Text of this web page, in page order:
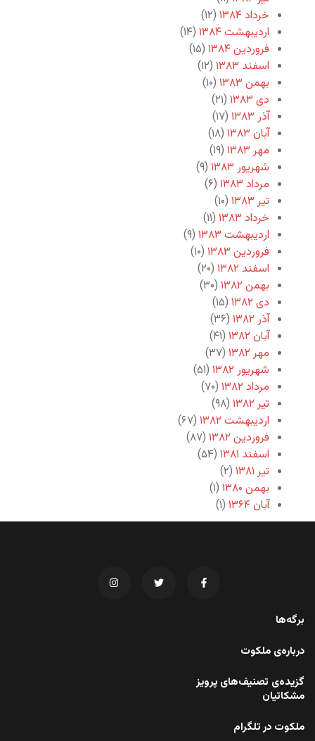
خرداد ۱۳۸۴
(۱۲)
اردیبهشت ۱۳۸۴
(۱۴)
فروردین ۱۳۸۴
(۱۵)
اسفند ۱۳۸۳
(۱۲)
بهمن ۱۳۸۳
(۱۰)
دی ۱۳۸۳
(۲۱)
آذر ۱۳۸۳
(۱۷)
آبان ۱۳۸۳
(۱۸)
مهر ۱۳۸۳
(۱۹)
شهریور ۱۳۸۳
(۹)
مرداد ۱۳۸۳
(۶)
تیر ۱۳۸۳
(۱۰)
خرداد ۱۳۸۳
(۱۱)
اردیبهشت ۱۳۸۳
(۹)
فروردین ۱۳۸۳
(۱۰)
اسفند ۱۳۸۲
(۲۰)
بهمن ۱۳۸۲
(۳۰)
دی ۱۳۸۲
(۱۵)
آذر ۱۳۸۲
(۳۶)
آبان ۱۳۸۲
(۴۱)
مهر ۱۳۸۲
(۳۷)
شهریور ۱۳۸۲
(۵۱)
مرداد ۱۳۸۲
(۷۰)
تیر ۱۳۸۲
(۹۸)
اردیبهشت ۱۳۸۲
(۶۷)
فروردین ۱۳۸۲
(۸۷)
اسفند ۱۳۸۱
(۵۴)
تیر ۱۳۸۱
(۲)
بهمن ۱۳۸۰
(۱)
آبان ۱۳۶۴
(۱)
برگه‌ها
درباره‌ی ملکوت
گزیده‌ی تصنیف‌های پرویز
مشکاتیان
ملکوت در تلگرام